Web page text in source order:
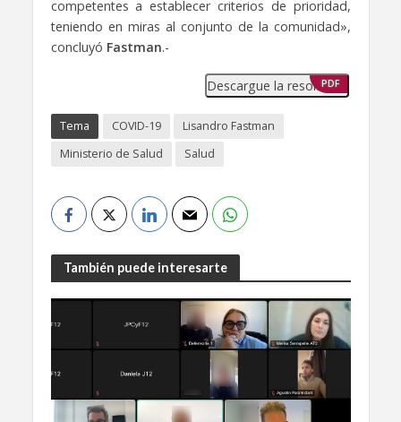
competentes a establecer criterios de prioridad,
teniendo en miras al conjunto de la comunidad»,
concluyó Fastman.-
Descargue la resolución
PDF
Tema COVID-19
Lisandro Fastman
Ministerio de Salud
Salud
También puede interesarte